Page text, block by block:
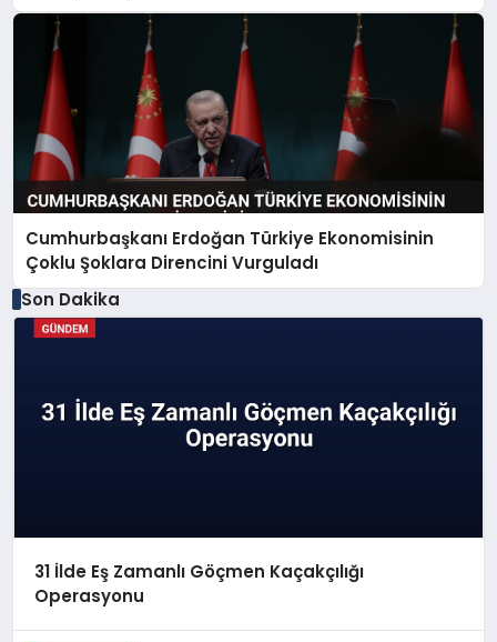
Cumhurbaşkanı Erdoğan Türkiye Ekonomisinin
Çoklu Şoklara Direncini Vurguladı
Son Dakika
31 İlde Eş Zamanlı Göçmen Kaçakçılığı
Operasyonu